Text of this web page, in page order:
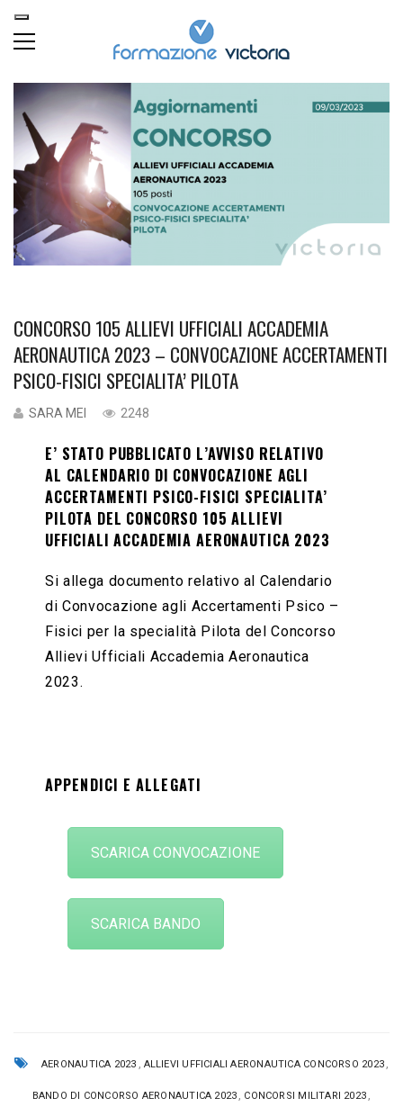
CONCORSO 105 ALLIEVI UFFICIALI ACCADEMIA
AERONAUTICA 2023 – CONVOCAZIONE ACCERTAMENTI
PSICO-FISICI SPECIALITA’ PILOTA
SARA MEI 2248
E’ STATO PUBBLICATO L’AVVISO RELATIVO
AL CALENDARIO DI CONVOCAZIONE AGLI
ACCERTAMENTI PSICO-FISICI SPECIALITA’
PILOTA DEL CONCORSO 105 ALLIEVI
UFFICIALI ACCADEMIA AERONAUTICA 2023
Si allega documento relativo al Calendario
di Convocazione agli Accertamenti Psico –
Fisici per la specialità Pilota del Concorso
Allievi Ufficiali Accademia Aeronautica
2023.
APPENDICI E ALLEGATI
SCARICA CONVOCAZIONE
SCARICA BANDO
AERONAUTICA 2023 , ALLIEVI UFFICIALI AERONAUTICA CONCORSO 2023 ,
BANDO DI CONCORSO AERONAUTICA 2023 , CONCORSI MILITARI 2023 ,